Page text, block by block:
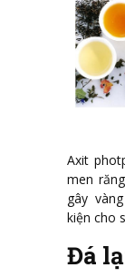
Axit
men
gây
kiện cho
Đá